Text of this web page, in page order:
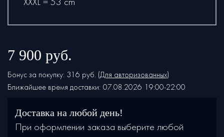
XXXL = 53 cm
7 900 руб.
Бонус за покупку: 316 руб. (Для авторизованных)
Ближайшее время доставки: 07.08.2026 19:00-22:00
Доставка на любой день!
При оформлении заказа выберите любой